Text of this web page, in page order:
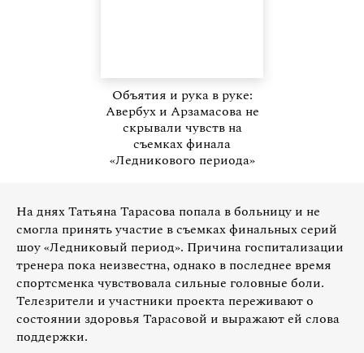
Объятия и рука в руке:
Авербух и Арзамасова не
скрывали чувств на
съемках финала
«Ледникового периода»
На днях Татьяна Тарасова попала в больницу и не
смогла принять участие в съемках финальных серий
шоу «Ледниковый период». Причина госпитализации
тренера пока неизвестна, однако в последнее время
спортсменка чувствовала сильные головные боли.
Телезрители и участники проекта переживают о
состоянии здоровья Тарасовой и выражают ей слова
поддержки.